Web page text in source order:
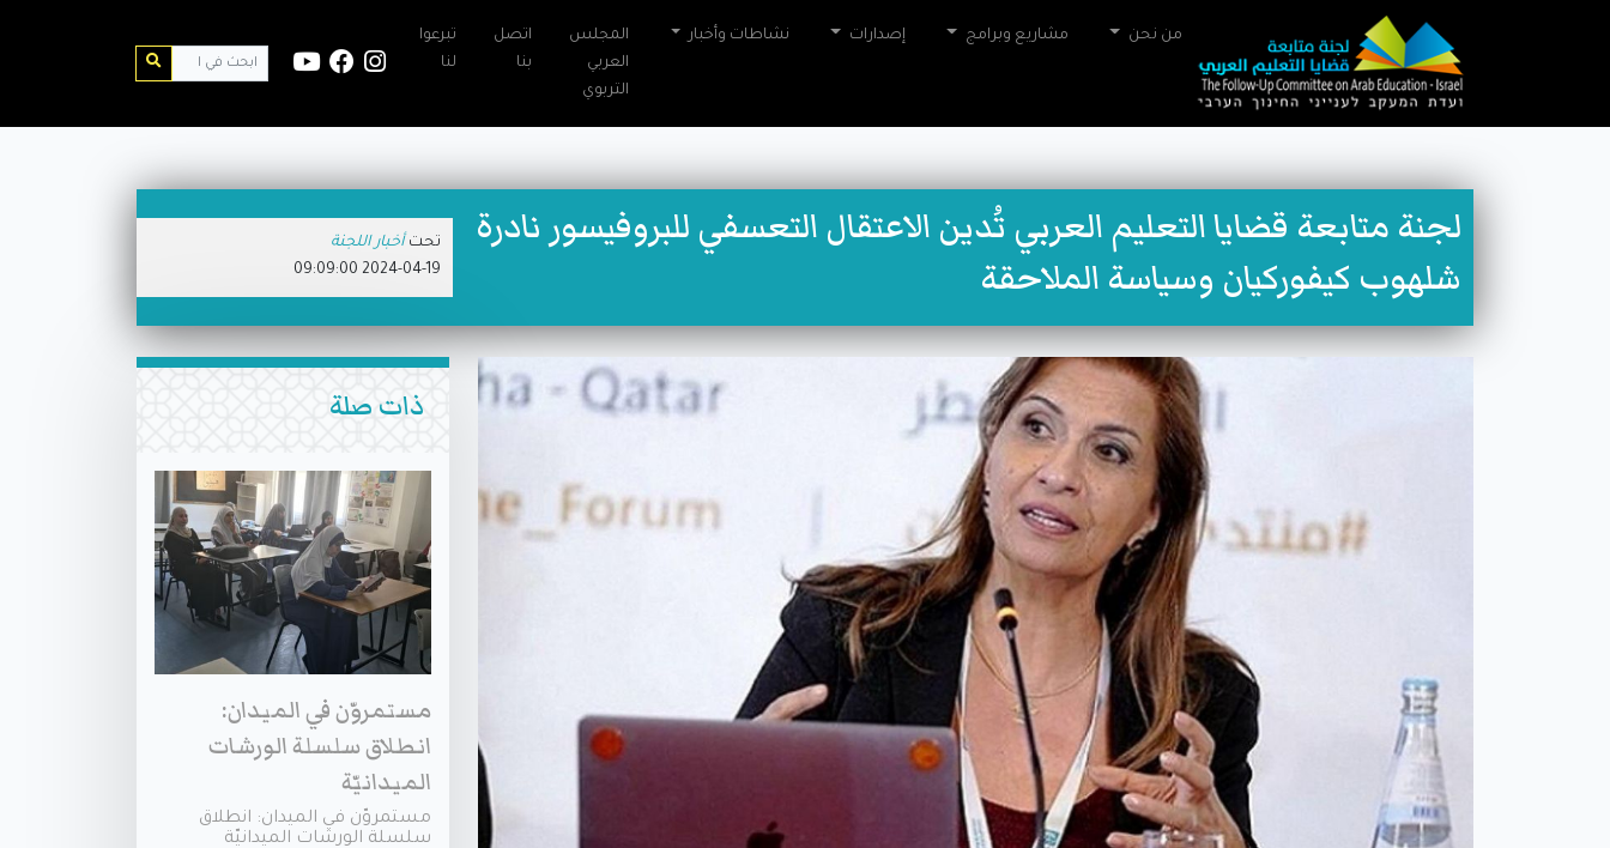
من نحن مشاريع وبرامج إصدارات نشاطات وأخبار
المجلس
العربي
التربوي
اتصل
بنا
تبرعوا
لنا
لجنة متابعة قضايا التعليم العربي تُدين الاعتقال التعسفي للبروفيسور نادرة
شلهوب كيفوركيان وسياسة الملاحقة
تحت أخبار اللجنة
2024-04-19 09:09:00
ذات صلة
مستمروّن في الميدان:
انطلاق سلسلة الورشات
الميدانيّة
مستمروّن في الميدان: انطلاق
سلسلة الورشات الميدانيّة